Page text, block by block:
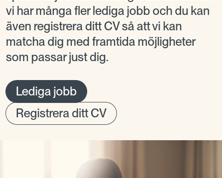
vi har många fler lediga jobb och du kan
även registrera ditt CV så att vi kan
matcha dig med framtida möjligheter
som passar just dig.
Lediga jobb
Registrera ditt CV